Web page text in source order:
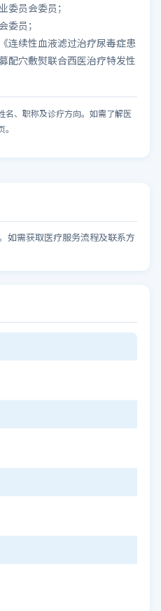
委员会委员；
委员；
连续性血液滤过治疗尿毒症患
配穴敷熨联合西医治疗特发性
名、职称及诊疗方向。如需了解医
如需获取医疗服务流程及联系方